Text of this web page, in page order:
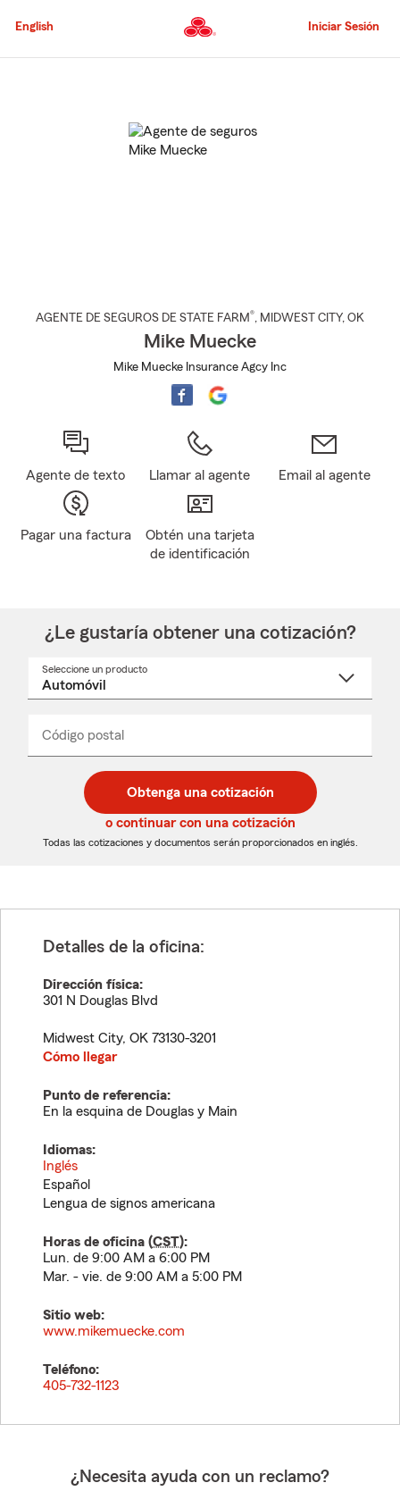
al
principal
English Iniciar Sesión
AGENTE DE SEGUROS DE STATE FARM®, MIDWEST CITY, OK
Mike Muecke
Mike Muecke Insurance Agcy Inc
Agente de texto Llamar al agente Email al agente
Pagar una factura
Obtén una tarjeta
de identificación
¿Le gustaría obtener una cotización?
Seleccione un producto
desplegable
Código postal
de
5
dígitos
de
5
dígitos
_____
Obtenga una cotización
o continuar con una cotización
Todas las cotizaciones y documentos serán proporcionados en inglés.
Detalles de la oficina:
Dirección física:
301 N Douglas Blvd
Midwest City, OK 73130-3201
Cómo llegar
Punto de referencia:
En la esquina de Douglas y Main
Idiomas:
Inglés
Español
Lengua de signos americana
Horas de oficina (CST):
Lun. de 9:00 AM a 6:00 PM
Mar. - vie. de 9:00 AM a 5:00 PM
Sitio web:
www.mikemuecke.com
Teléfono:
405-732-1123
¿Necesita ayuda con un reclamo?